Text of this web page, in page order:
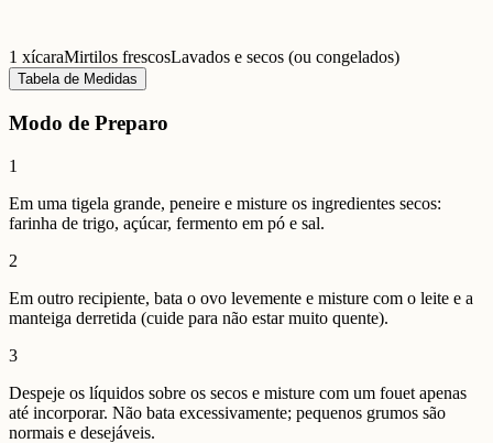
1 xícaraMirtilos frescosLavados e secos (ou congelados)
Tabela de Medidas
Modo de Preparo
1
Em uma tigela grande, peneire e misture os ingredientes secos:
farinha de trigo, açúcar, fermento em pó e sal.
2
Em outro recipiente, bata o ovo levemente e misture com o leite e a
manteiga derretida (cuide para não estar muito quente).
3
Despeje os líquidos sobre os secos e misture com um fouet apenas
até incorporar. Não bata excessivamente; pequenos grumos são
normais e desejáveis.